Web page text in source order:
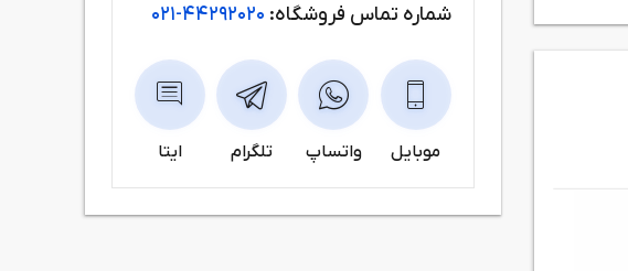
شماره تماس فروشگاه: 44292020-021
موبایل واتساپ تلگرام ایتا